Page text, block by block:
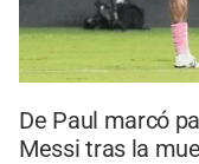
De Paul marcó
Messi tras la